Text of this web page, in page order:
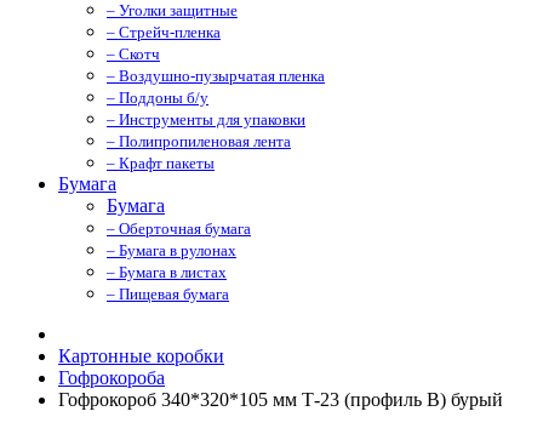
– Уголки защитные
– Стрейч-пленка
– Скотч
– Воздушно-пузырчатая пленка
– Поддоны б/у
– Инструменты для упаковки
– Полипропиленовая лента
– Крафт пакеты
Бумага
Бумага
– Оберточная бумага
– Бумага в рулонах
– Бумага в листах
– Пищевая бумага
Картонные коробки
Гофрокороба
Гофрокороб 340*320*105 мм Т-23 (профиль B) бурый